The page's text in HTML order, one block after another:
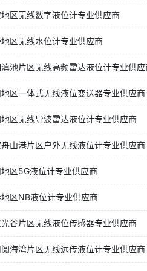
区无线数字液位计专业供应商
区无线水位计专业供应商
池片区无线高频雷达液位计专业供应
区一体式无线液位变送器专业供应商
区无线导波雷达液位计专业供应商
山港片区户外无线液位计专业供应商
区5G液位计专业供应商
区NB液位计专业供应商
谷片区无线液位传感器专业供应商
海湾片区无线远传液位计专业供应商